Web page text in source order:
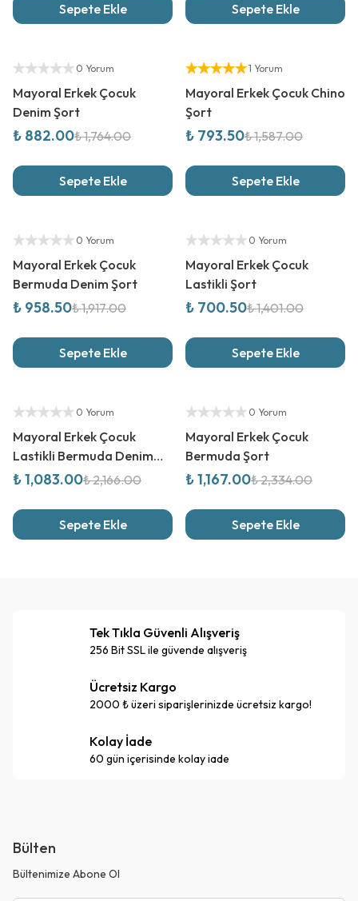
Sepete Ekle Sepete Ekle
Yetkili Satıcı
0 Yorum
Mayoral Erkek Çocuk
Denim Şort
₺ 882.00₺ 1,764.00
Sepete Ekle
Yetkili Satıcı
1 Yorum
Mayoral Erkek Çocuk Chino
Şort
₺ 793.50₺ 1,587.00
Sepete Ekle
Yetkili Satıcı
0 Yorum
Mayoral Erkek Çocuk
Bermuda Denim Şort
₺ 958.50₺ 1,917.00
Sepete Ekle
Yetkili Satıcı
0 Yorum
Mayoral Erkek Çocuk
Lastikli Şort
₺ 700.50₺ 1,401.00
Sepete Ekle
Yetkili Satıcı
0 Yorum
Mayoral Erkek Çocuk
Lastikli Bermuda Denim
Şort
₺ 1,083.00₺ 2,166.00
Sepete Ekle
Yetkili Satıcı
0 Yorum
Mayoral Erkek Çocuk
Bermuda Şort
₺ 1,167.00₺ 2,334.00
Sepete Ekle
Tek Tıkla Güvenli Alışveriş
256 Bit SSL ile güvende alışveriş
Ücretsiz Kargo
2000 ₺ üzeri siparişlerinizde ücretsiz kargo!
Kolay İade
60 gün içerisinde kolay iade
Bülten
Bültenimize Abone Ol